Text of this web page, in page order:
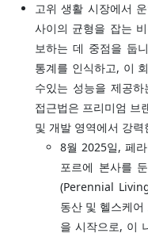
고위 생활 시장에서
사이의 균형을 잡는
보하는 데 중점을 둡
통계를 인식하고, 이
수있는 성능을 제공
접근법은 프리미엄 브
및 개발 영역에서 강
8월 2025일, 페
포르에 본사를
(Perennial
동산 및 헬스케
을 시작으로, 이